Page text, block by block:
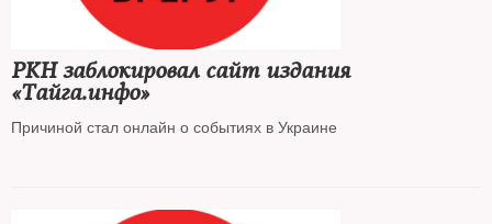
РКН заблокировал сайт издания
«Тайга.инфо»
Причиной стал онлайн о событиях в Украине